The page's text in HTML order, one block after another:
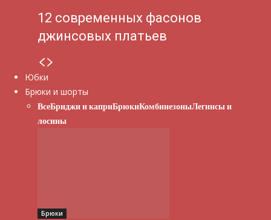
12 современных фасонов
джинсовых платьев
Юбки
Брюки и шорты
ВсеБриджи и каприБрюкиКомбинезоныЛегинсы и
лосины
Брюки